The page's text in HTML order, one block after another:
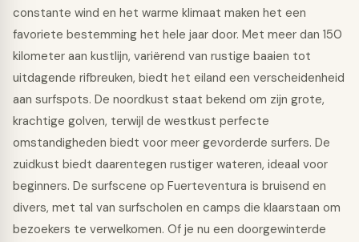
constante wind en het warme klimaat maken het een
favoriete bestemming het hele jaar door. Met meer dan 150
kilometer aan kustlijn, variërend van rustige baaien tot
uitdagende rifbreuken, biedt het eiland een verscheidenheid
aan surfspots. De noordkust staat bekend om zijn grote,
krachtige golven, terwijl de westkust perfecte
omstandigheden biedt voor meer gevorderde surfers. De
zuidkust biedt daarentegen rustiger wateren, ideaal voor
beginners. De surfscene op Fuerteventura is bruisend en
divers, met tal van surfscholen en camps die klaarstaan om
bezoekers te verwelkomen. Of je nu een doorgewinterde